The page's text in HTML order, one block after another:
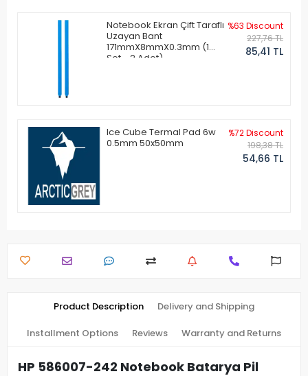
Notebook Ekran Çift Taraflı
Uzayan Bant
171mmX8mmX0.3mm (1
Set - 2 Adet)
%63 Discount
227,76 TL
85,41 TL
Ice Cube Termal Pad 6w
0.5mm 50x50mm
%72 Discount
198,38 TL
54,66 TL
Product Description Delivery and Shipping
Installment Options Reviews Warranty and Returns
HP 586007-242 Notebook Batarya Pil